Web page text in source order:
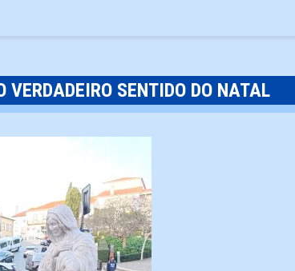
VERDADEIRO SENTIDO DO NATAL